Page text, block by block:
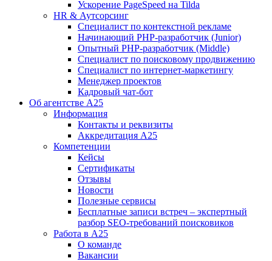
Ускорение PageSpeed на Tilda
HR & Аутсорсинг
Специалист по контекстной рекламе
Начинающий PHP-разработчик (Junior)
Опытный PHP-разработчик (Middle)
Специалист по поисковому продвижению
Специалист по интернет-маркетингу
Менеджер проектов
Кадровый чат-бот
Об агентстве А25
Информация
Контакты и реквизиты
Аккредитация А25
Компетенции
Кейсы
Сертификаты
Отзывы
Новости
Полезные сервисы
Бесплатные записи встреч – экспертный
разбор SEO-требований поисковиков
Работа в А25
О команде
Вакансии